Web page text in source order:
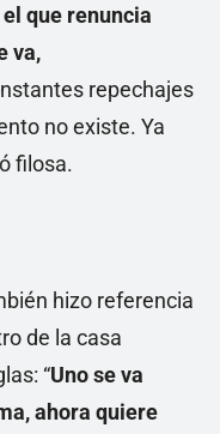
que renuncia
va,
repechajes
no existe. Ya
filosa.
hizo referencia
de la casa
“Uno se va
ahora quiere